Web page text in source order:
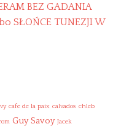
BEZ GADANIA
SŁOŃCE TUNEZJI W
cafe de la paix calvados chleb
Guy Savoy Jacek